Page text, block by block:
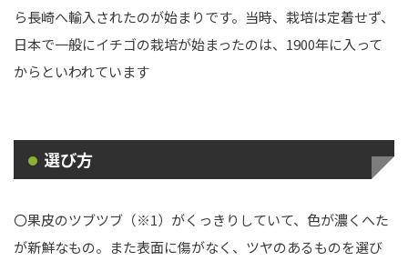
ら長崎へ輸入されたのが始まりです。当時、栽培は定着せず、
日本で一般にイチゴの栽培が始まったのは、1900年に入って
からといわれています
選び方
〇果皮のツブツブ（※1）がくっきりしていて、色が濃くへた
が新鮮なもの。また表面に傷がなく、ツヤのあるものを選び